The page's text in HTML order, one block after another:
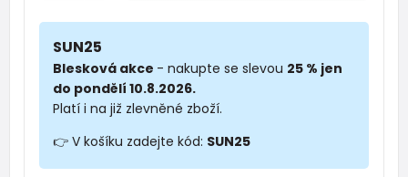
SUN25
Blesková akce - nakupte se slevou 25 % jen
do pondělí 10.8.2026.
Platí i na již zlevněné zboží.
👉 V košíku zadejte kód: SUN25